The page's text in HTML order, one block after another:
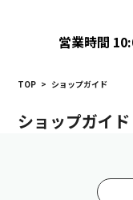
営業時間
TOP > ショップガイド
ショップガイド